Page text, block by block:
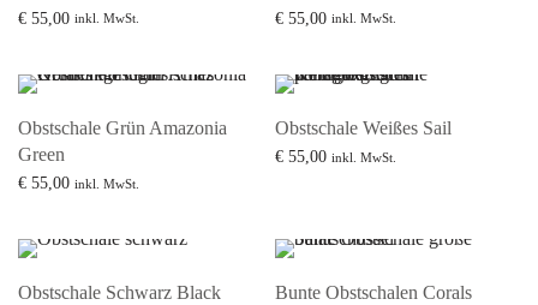
€ 55,00 inkl. MwSt. € 55,00 inkl. MwSt.
Obstschale Grün Amazonia
Green
€ 55,00 inkl. MwSt.
Obstschale Weißes Sail
€ 55,00 inkl. MwSt.
Obstschale Schwarz Black
Bunte Obstschalen Corals